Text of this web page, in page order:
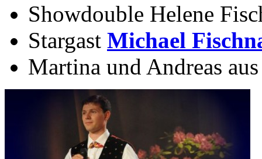
Showdouble Helene
Stargast Michael
Martina und Andreas